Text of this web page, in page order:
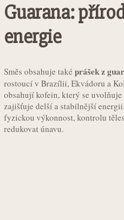
Guarana:
energie
Směs obsahuje také prášek z
rostoucí v Brazílii, Ekvádoru a
obsahují kofein, který se
zajišťuje delší a stabilnější
fyzickou výkonnost, kontrolu
redukovat únavu.